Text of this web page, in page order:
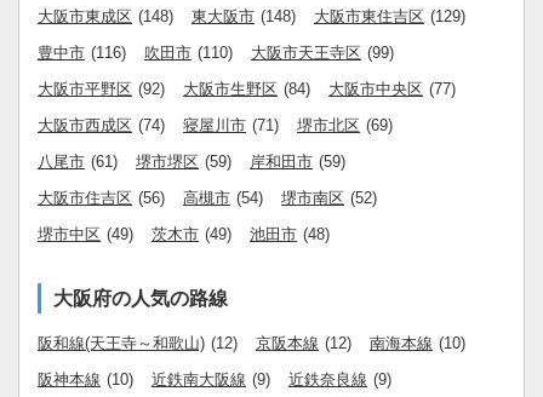
大阪市東成区 (148) 東大阪市 (148) 大阪市東住吉区 (129)
豊中市 (116) 吹田市 (110) 大阪市天王寺区 (99)
大阪市平野区 (92) 大阪市生野区 (84) 大阪市中央区 (77)
大阪市西成区 (74) 寝屋川市 (71) 堺市北区 (69)
八尾市 (61) 堺市堺区 (59) 岸和田市 (59)
大阪市住吉区 (56) 高槻市 (54) 堺市南区 (52)
堺市中区 (49) 茨木市 (49) 池田市 (48)
大阪府の人気の路線
阪和線(天王寺～和歌山) (12) 京阪本線 (12) 南海本線 (10)
阪神本線 (10) 近鉄南大阪線 (9) 近鉄奈良線 (9)